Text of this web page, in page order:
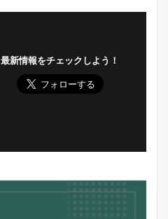
最新情報をチェックしよう！